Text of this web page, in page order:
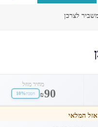
לצרכן
מחיר מוזל
₪90 חסכת10%
אזל המלאי